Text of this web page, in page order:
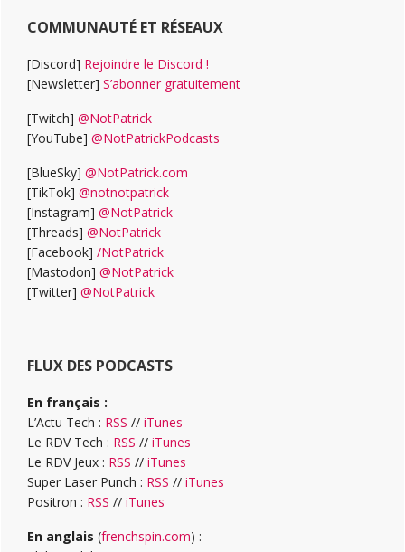
COMMUNAUTÉ ET RÉSEAUX
[Discord] Rejoindre le Discord !
[Newsletter] S’abonner gratuitement
[Twitch] @NotPatrick
[YouTube] @NotPatrickPodcasts
[BlueSky] @NotPatrick.com
[TikTok] @notnotpatrick
[Instagram] @NotPatrick
[Threads] @NotPatrick
[Facebook] /NotPatrick
[Mastodon] @NotPatrick
[Twitter] @NotPatrick
FLUX DES PODCASTS
En français :
L’Actu Tech : RSS // iTunes
Le RDV Tech : RSS // iTunes
Le RDV Jeux : RSS // iTunes
Super Laser Punch : RSS // iTunes
Positron : RSS // iTunes
En anglais (frenchspin.com) :